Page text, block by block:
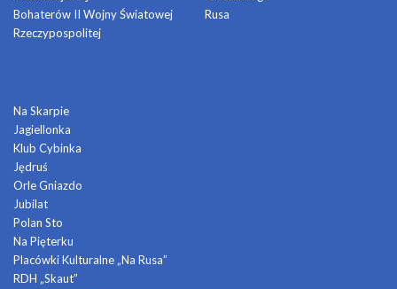
Bohaterów II Wojny Światowej
Rzeczypospolitej
Rusa
Na Skarpie
Jagiellonka
Klub Cybinka
Jędruś
Orle Gniazdo
Jubilat
Polan Sto
Na Pięterku
Placówki Kulturalne „Na Rusa”
RDH „Skaut”